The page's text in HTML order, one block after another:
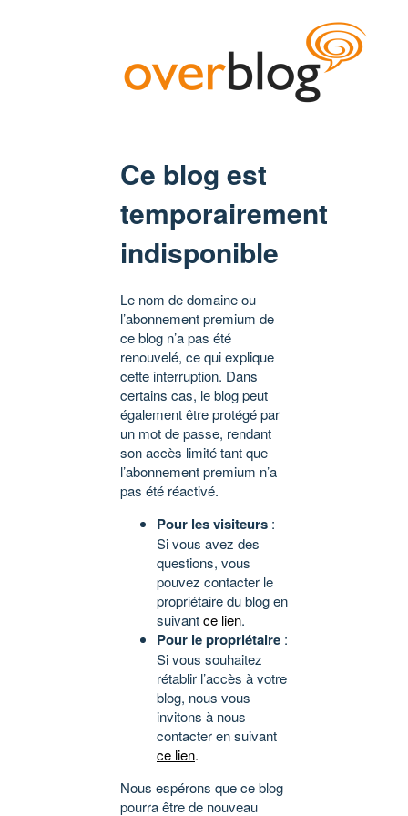
Ce blog est
temporairement
indisponible
Le nom de domaine ou
l’abonnement premium de
ce blog n’a pas été
renouvelé, ce qui explique
cette interruption. Dans
certains cas, le blog peut
également être protégé par
un mot de passe, rendant
son accès limité tant que
l’abonnement premium n’a
pas été réactivé.
Pour les visiteurs :
Si vous avez des
questions, vous
pouvez contacter le
propriétaire du blog en
suivantce lien.
Pour le propriétaire :
Si vous souhaitez
rétablir l’accès à votre
blog, nous vous
invitons à nous
contacter en suivant
ce lien.
Nous espérons que ce blog
pourra être de nouveau